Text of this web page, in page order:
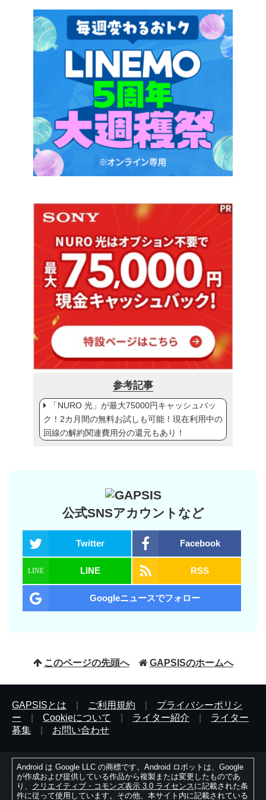
参考記事
「NURO 光」が最大75000円キャッシュバッ
ク！2カ月間の無料お試しも可能！現在利用中の
回線の解約関連費用分の還元もあり！
公式SNSアカウントなど
Twitter Facebook
LINE RSS
Googleニュースでフォロー
このページの先頭へ GAPSISのホームへ
GAPSISとは ご利用規約
プライバシーポリシ
ー
Cookieについて ライター紹介
ライター
募集
お問い合わせ
Android は Google LLC の商標です。Android ロボットは、Google
が作成および提供している作品から複製または変更したものであ
り、 クリエイティブ・コモンズ表示 3.0 ライセンスに記載された条
件に従って使用しています。その他、本サイト内に記載されている